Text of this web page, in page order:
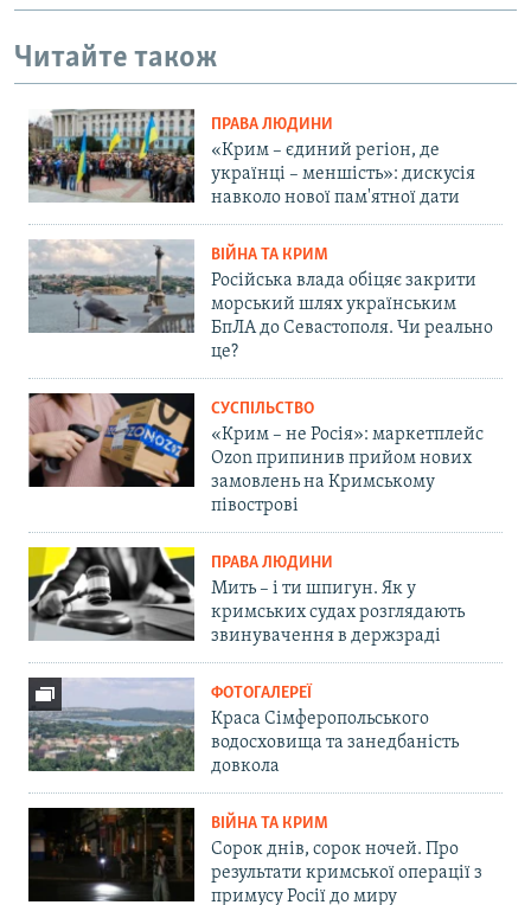
Читайте також
ПРАВА ЛЮДИНИ
«Крим – єдиний регіон, де
українці – меншість»: дискусія
навколо нової пам'ятної дати
ВІЙНА ТА КРИМ
Російська влада обіцяє закрити
морський шлях українським
БпЛА до Севастополя. Чи реально
це?
СУСПІЛЬСТВО
«Крим – не Росія»: маркетплейс
Ozon припинив прийом нових
замовлень на Кримському
півострові
ПРАВА ЛЮДИНИ
Мить – і ти шпигун. Як у
кримських судах розглядають
звинувачення в держзраді
ФОТОГАЛЕРЕЇ
Краса Сімферопольського
водосховища та занедбаність
довкола
ВІЙНА ТА КРИМ
Сорок днів, сорок ночей. Про
результати кримської операції з
примусу Росії до миру